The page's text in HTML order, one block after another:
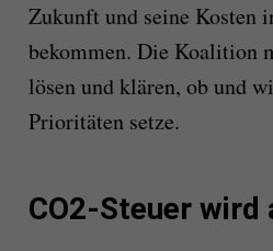
Zukunft und seine Kosten
bekommen. Die Koalition
lösen und klären, ob und
Prioritäten setze.
CO2-Steuer wird